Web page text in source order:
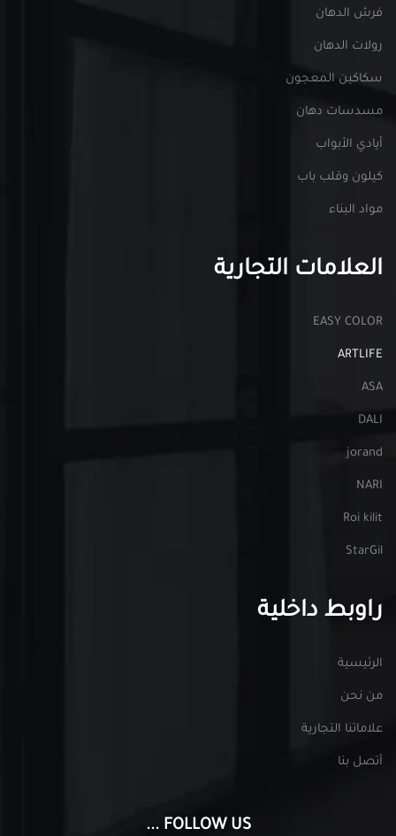
فرش الدهان
رولات الدهان
سكاكين المعجون
مسدسات دهان
أيادي الأبواب
كيلون وقلب باب
مواد البناء
العلامات التجارية
EASY COLOR
ARTLIFE
ASA
DALI
jorand
NARI
Roi kilit
StarGil
راوبط داخلية
الرئيسية
من نحن
علاماتنا التجارية
أتصل بنا
FOLLOW US ...